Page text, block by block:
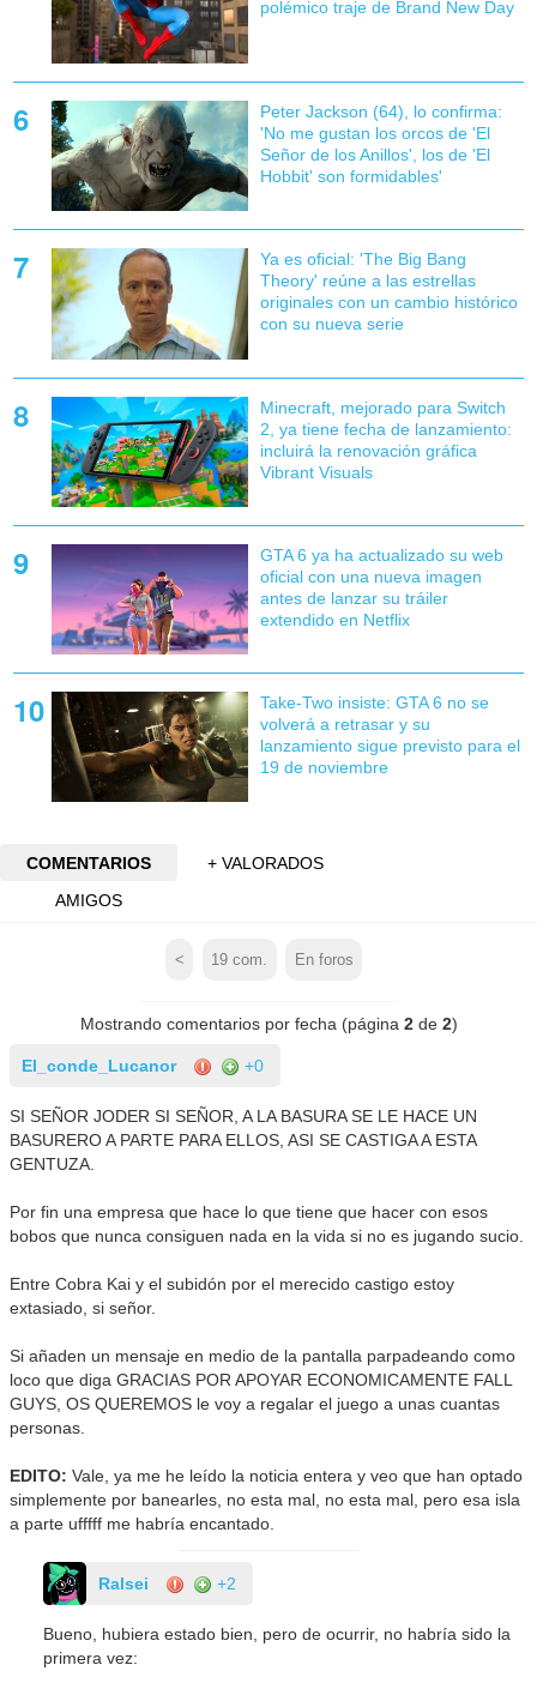
polémico traje de Brand New Day
Peter Jackson (64), lo confirma:
'No me gustan los orcos de 'El
Señor de los Anillos', los de 'El
Hobbit' son formidables'
Ya es oficial: 'The Big Bang
Theory' reúne a las estrellas
originales con un cambio histórico
con su nueva serie
Minecraft, mejorado para Switch
2, ya tiene fecha de lanzamiento:
incluirá la renovación gráfica
Vibrant Visuals
GTA 6 ya ha actualizado su web
oficial con una nueva imagen
antes de lanzar su tráiler
extendido en Netflix
Take-Two insiste: GTA 6 no se
volverá a retrasar y su
lanzamiento sigue previsto para el
19 de noviembre
COMENTARIOS
+ VALORADOS
AMIGOS
< 19 com. En foros
Mostrando comentarios por fecha (página 2de 2)
El_conde_Lucanor +0
SI SEÑOR JODER SI SEÑOR, A LA BASURA SE LE HACE UN
BASURERO A PARTE PARA ELLOS, ASI SE CASTIGA A ESTA
GENTUZA.
Por fin una empresa que hace lo que tiene que hacer con esos
bobos que nunca consiguen nada en la vida si no es jugando sucio.
Entre Cobra Kai y el subidón por el merecido castigo estoy
extasiado, si señor.
Si añaden un mensaje en medio de la pantalla parpadeando como
loco que diga GRACIAS POR APOYAR ECONOMICAMENTE FALL
GUYS, OS QUEREMOS le voy a regalar el juego a unas cuantas
personas.
EDITO:Vale, ya me he leído la noticia entera y veo que han optado
simplemente por banearles, no esta mal, no esta mal, pero esa isla
a parte ufffff me habría encantado.
Ralsei +2
Bueno, hubiera estado bien, pero de ocurrir, no habría sido la
primera vez: